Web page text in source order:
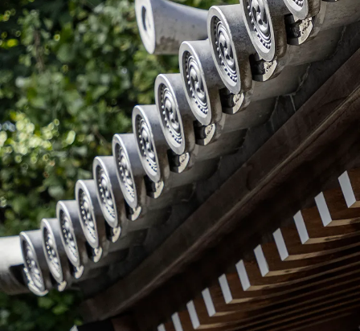
第1期4次ご希望住戸相談会
来場予約受付開始
2LDK 南向き 8,800 万円台～（100
万円単位）
来場予約
物件エントリー